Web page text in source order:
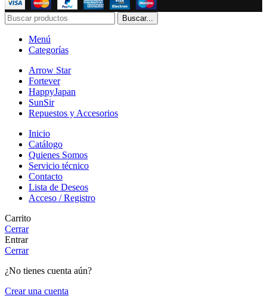
Buscar...
Menú
Categorías
Arrow Star
Fortever
HappyJapan
SunSir
Repuestos y Accesorios
Inicio
Catálogo
Quienes Somos
Servicio técnico
Contacto
Lista de Deseos
Acceso / Registro
Carrito
Cerrar
Entrar
Cerrar
¿No tienes cuenta aún?
Crear una cuenta